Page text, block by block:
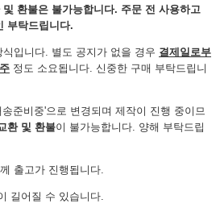
환불은 불가능합니다. 주문 전 사용하고
부탁드립니다.
입니다. 별도 공지가 없을 경우 결제일로부
정도 소요됩니다. 신중한 구매 부탁드립니
준비중'으로 변경되며 제작이 진행 중이므
환 및 환불이 불가능합니다. 양해 부탁드립
출고가 진행됩니다.
길어질 수 있습니다.